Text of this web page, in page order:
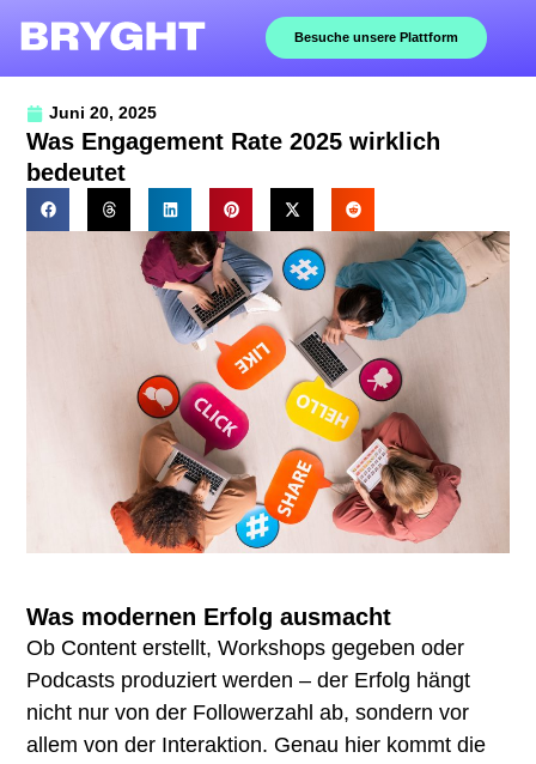
Besuche unsere Plattform
Juni 20, 2025
Was Engagement Rate 2025 wirklich
bedeutet
Was modernen Erfolg ausmacht
Ob Content erstellt, Workshops gegeben oder
Podcasts produziert werden – der Erfolg hängt
nicht nur von der Followerzahl ab, sondern vor
allem von der Interaktion. Genau hier kommt die